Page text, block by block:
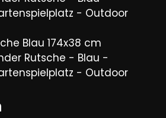
- Outdoor
Blau 174x38 cm
Rutsche - Blau -
- Outdoor